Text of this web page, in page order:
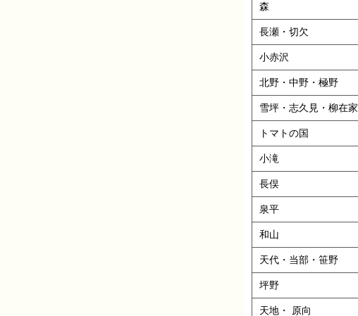
森
長瀬・切欠
小赤沢
北野・中野・極野
雪坪・志久見・柳在家
トマトの国
小滝
長俣
泉平
和山
天代・当部・笹野
坪野
天地・ 原向